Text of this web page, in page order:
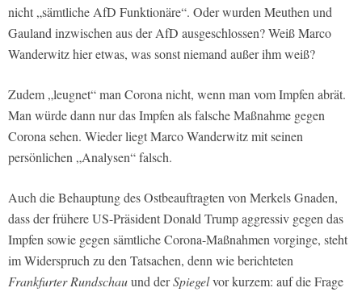
nicht „sämtliche AfD Funktionäre“. Oder wurden Meuthen und
Gauland inzwischen aus der AfD ausgeschlossen? Weiß Marco
Wanderwitz hier etwas, was sonst niemand außer ihm weiß?
Zudem „leugnet“ man Corona nicht, wenn man vom Impfen abrät.
Man würde dann nur das Impfen als falsche Maßnahme gegen
Corona sehen. Wieder liegt Marco Wanderwitz mit seinen
persönlichen „Analysen“ falsch.
Auch die Behauptung des Ostbeauftragten von Merkels Gnaden,
dass der frühere US-Präsident Donald Trump aggressiv gegen das
Impfen sowie gegen sämtliche Corona-Maßnahmen vorginge, steht
im Widerspruch zu den Tatsachen, denn wie berichteten
Frankfurter Rundschauund derSpiegelvor kurzem: auf die Frage